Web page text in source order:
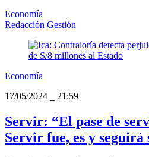
Economía
Redacción Gestión
Economía
17/05/2024
21:59
Servir: “El pase de
Servir fue, es y